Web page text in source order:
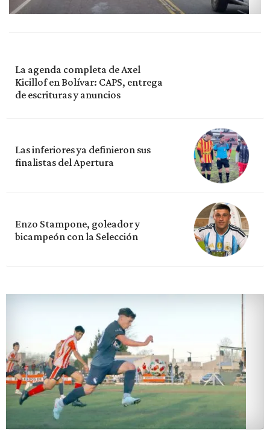
La agenda completa de Axel
Kicillof en Bolívar: CAPS, entrega
de escrituras y anuncios
Las inferiores ya definieron sus
finalistas del Apertura
Enzo Stampone, goleador y
bicampeón con la Selección